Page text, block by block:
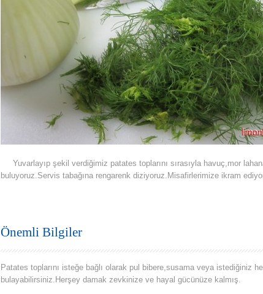
Yuvarlayıp şekil verdiğimiz patates toplarını sırasıyla havuç,mor
buluyoruz.Servis tabağına rengarenk diziyoruz.Misafirlerimize ikram
Önemli Bilgiler
Patates toplarını isteğe bağlı olarak pul bibere,susama veya istediğiniz
bulayabilirsiniz.Herşey damak zevkinize ve hayal gücünüze kalmış.